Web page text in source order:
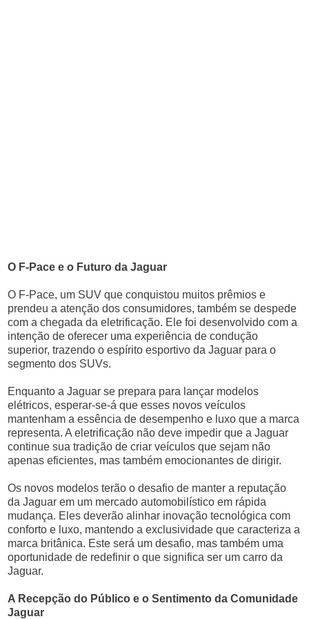
O F-Pace e o Futuro da Jaguar
O F-Pace, um SUV que conquistou muitos prêmios e
prendeu a atenção dos consumidores, também se despede
com a chegada da eletrificação. Ele foi desenvolvido com a
intenção de oferecer uma experiência de condução
superior, trazendo o espírito esportivo da Jaguar para o
segmento dos SUVs.
Enquanto a Jaguar se prepara para lançar modelos
elétricos, esperar-se-á que esses novos veículos
mantenham a essência de desempenho e luxo que a marca
representa. A eletrificação não deve impedir que a Jaguar
continue sua tradição de criar veículos que sejam não
apenas eficientes, mas também emocionantes de dirigir.
Os novos modelos terão o desafio de manter a reputação
da Jaguar em um mercado automobilístico em rápida
mudança. Eles deverão alinhar inovação tecnológica com
conforto e luxo, mantendo a exclusividade que caracteriza a
marca britânica. Este será um desafio, mas também uma
oportunidade de redefinir o que significa ser um carro da
Jaguar.
A Recepção do Público e o Sentimento da Comunidade
Jaguar